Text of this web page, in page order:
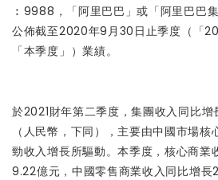
︰9988，「阿里巴巴」或「阿里巴巴
公佈截至2020年9月30日止季度（「
「本季度」）業績。
於2021財年第二季度，集團收入同比
（人民幣，下同），主要由中國市場
勁收入增長所驅動。本季度，核心商業
9.22億元，中國零售商業收入同比增